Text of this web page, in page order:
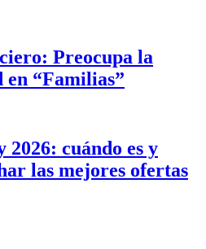
Preocupa la
“Familias”
2026: cuándo es y
las mejores ofertas